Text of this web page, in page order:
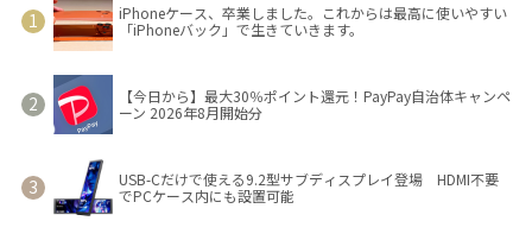
iPhoneケース、卒業しました。これからは最高に使いやすい
「iPhoneバック」で生きていきます。
【今日から】最大30％ポイント還元！PayPay自治体キャンペ
ーン 2026年8月開始分
USB-Cだけで使える9.2型サブディスプレイ登場 HDMI不要
でPCケース内にも設置可能